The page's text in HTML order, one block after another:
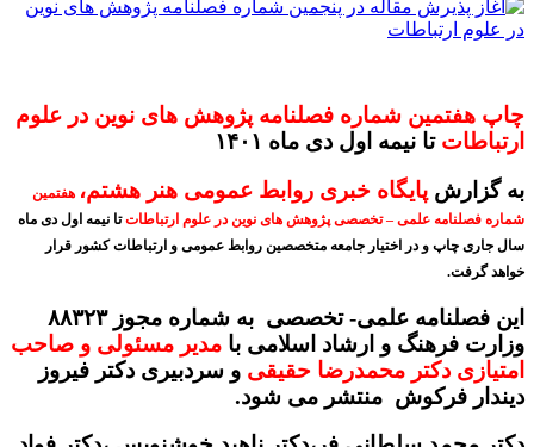
چاپ هفتمین شماره فصلنامه پژوهش های نوین در علوم
ارتباطاتتا نیمه اول دی ماه ۱۴۰۱
به گزارش پایگاه خبری روابط عمومی هنر هشتم، هفتمین
شماره فصلنامه علمی – تخصصی پژوهش های نوین در علوم ارتباطاتتا نیمه اول دی ماه
سال جاری چاپ و در اختیار جامعه متخصصین روابط عمومی و ارتباطات کشور قرار
خواهد گرفت.
این فصلنامه علمی- تخصصی به شماره مجوز ۸۸۳۲۳
وزارت فرهنگ و ارشاد اسلامی با مدیر مسئولی و صاحب
امتیازی دکتر محمدرضا حقیقی و سردبیری دکتر فیروز
دیندار فرکوش منتشر می شود.